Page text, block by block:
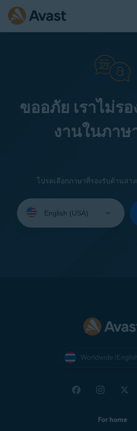
ขออภัย เราไม่ร
งานในภาษ
โปรดเลือกภาษาที่รองรับด้านล่า
your
Worldwide
For home